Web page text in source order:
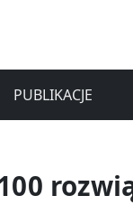
PUBLIKACJE